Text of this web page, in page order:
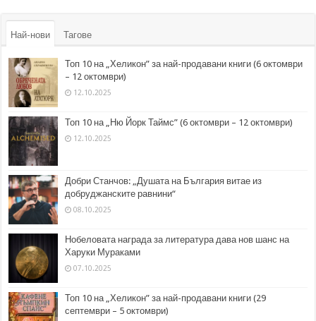
Най-нови Тагове
Топ 10 на „Хеликон” за най-продавани книги (6 октомври
– 12 октомври)
12.10.2025
Топ 10 на „Ню Йорк Таймс” (6 октомври – 12 октомври)
12.10.2025
Добри Станчов: „Душата на България витае из
добруджанските равнини“
08.10.2025
Нобеловата награда за литература дава нов шанс на
Харуки Мураками
07.10.2025
Топ 10 на „Хеликон” за най-продавани книги (29
септември – 5 октомври)